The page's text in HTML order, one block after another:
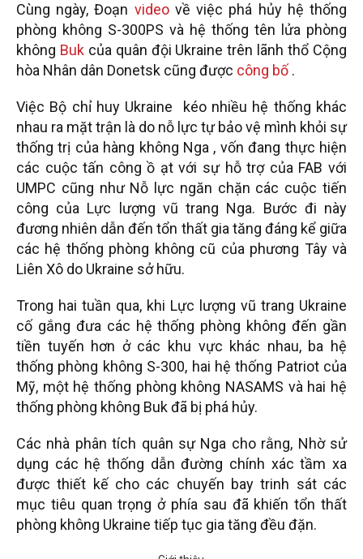
Cùng ngày, Đoạn videovề việc phá hủy hệ thống
phòng không S-300PS và hệ thống tên lửa phòng
không Bukcủa quân đội Ukraine trên lãnh thổ Cộng
hòa Nhân dân Donetsk cũng được công bố .
Việc Bộ chỉ huy Ukraine kéo nhiều hệ thống khác
nhau ra mặt trận là do nỗ lực tự bảo vệ mình khỏi sự
thống trị của hàng không Nga , vốn đang thực hiện
các cuộc tấn công ồ ạt với sự hỗ trợ của FAB với
UMPC cũng như Nỗ lực ngăn chặn các cuộc tiến
công của Lực lượng vũ trang Nga. Bước đi này
đương nhiên dẫn đến tổn thất gia tăng đáng kể giữa
các hệ thống phòng không cũ của phương Tây và
Liên Xô do Ukraine sở hữu.
Trong hai tuần qua, khi Lực lượng vũ trang Ukraine
cố gắng đưa các hệ thống phòng không đến gần
tiền tuyến hơn ở các khu vực khác nhau, ba hệ
thống phòng không S-300, hai hệ thống Patriot của
Mỹ, một hệ thống phòng không NASAMS và hai hệ
thống phòng không Buk đã bị phá hủy.
Các nhà phân tích quân sự Nga cho rằng, Nhờ sử
dụng các hệ thống dẫn đường chính xác tầm xa
được thiết kế cho các chuyến bay trinh sát các
mục tiêu quan trọng ở phía sau đã khiến tổn thất
phòng không Ukraine tiếp tục gia tăng đều đặn.